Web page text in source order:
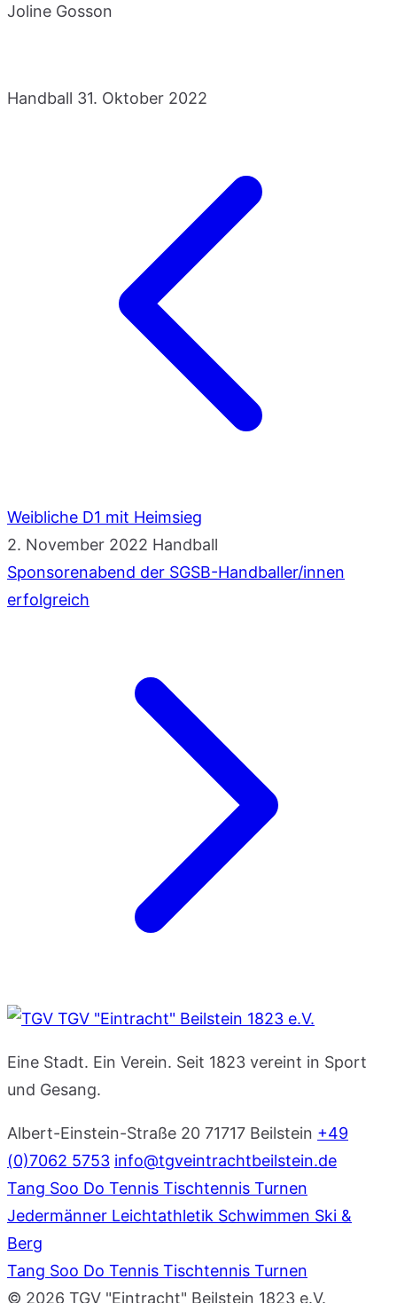
Joline Gosson
Handball 31. Oktober 2022
Weibliche D1 mit Heimsieg
2. November 2022 Handball
Sponsorenabend der SGSB-Handballer/innen
erfolgreich
TGV "Eintracht" Beilstein 1823 e.V.
Eine Stadt. Ein Verein. Seit 1823 vereint in Sport
und Gesang.
Albert-Einstein-Straße 20 71717 Beilstein +49
(0)7062 5753 info@tgveintrachtbeilstein.de
Tang Soo Do Tennis Tischtennis Turnen
Jedermänner Leichtathletik Schwimmen Ski &
Berg
Tang Soo Do Tennis Tischtennis Turnen
© 2026 TGV "Eintracht" Beilstein 1823 e.V.